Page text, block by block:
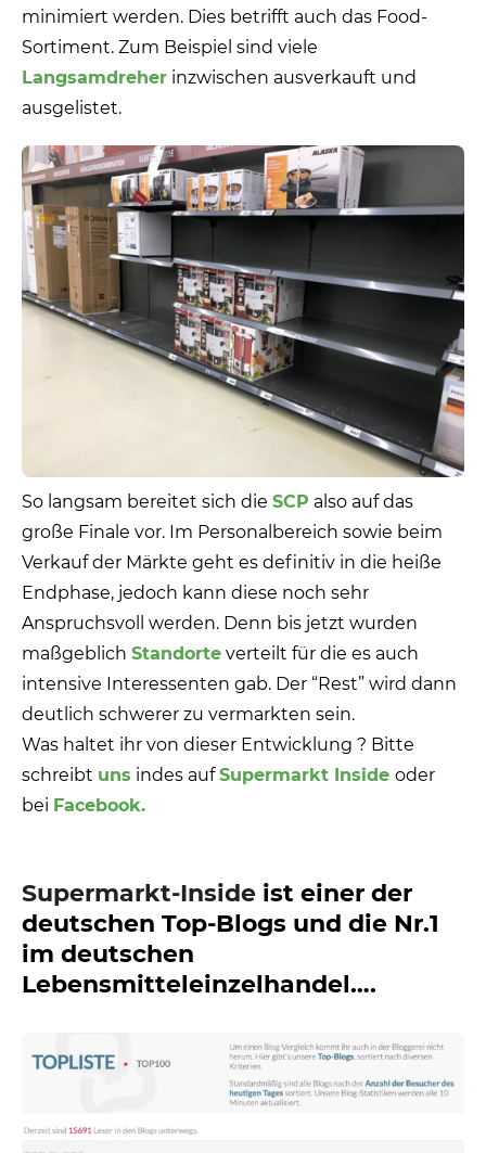
minimiert werden. Dies betrifft auch das Food-
Sortiment. Zum Beispiel sind viele
Langsamdreher inzwischen ausverkauft und
ausgelistet.
So langsam bereitet sich die SCP also auf das
große Finale vor. Im Personalbereich sowie beim
Verkauf der Märkte geht es definitiv in die heiße
Endphase, jedoch kann diese noch sehr
Anspruchsvoll werden. Denn bis jetzt wurden
maßgeblich Standorte verteilt für die es auch
intensive Interessenten gab. Der “Rest” wird dann
deutlich schwerer zu vermarkten sein.
Was haltet ihr von dieser Entwicklung ? Bitte
schreibt uns indes aufSupermarkt Inside oder
bei Facebook.
Supermarkt-Inside ist einer der
deutschen Top-Blogs und die Nr.1
im deutschen
Lebensmitteleinzelhandel….